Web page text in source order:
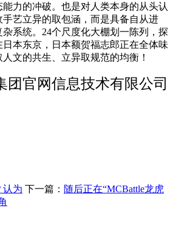
力的冲破。也是对人类本身的从头认
艺立异的取包涵，而是具备自从进
系统。24个尺度化大棚划一陈列，探
本东京，日本额贺福志郎正在全体味
文的共生、立异取规范的均衡！
团官网信息技术有限公司
认为 下一篇： 随后正在“MCBattle龙虎